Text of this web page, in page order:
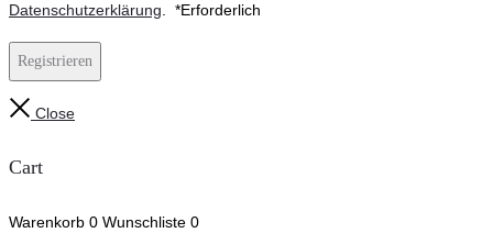
Datenschutzerklärung. *Erforderlich
Registrieren
Close
Cart
Warenkorb 0 Wunschliste 0